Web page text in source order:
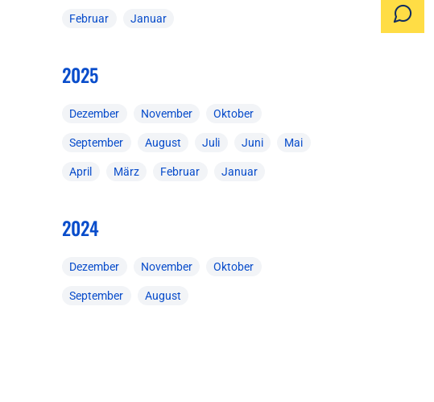
Februar Januar
2025
Dezember November Oktober
September August Juli Juni Mai
April März Februar Januar
2024
Dezember November Oktober
September August